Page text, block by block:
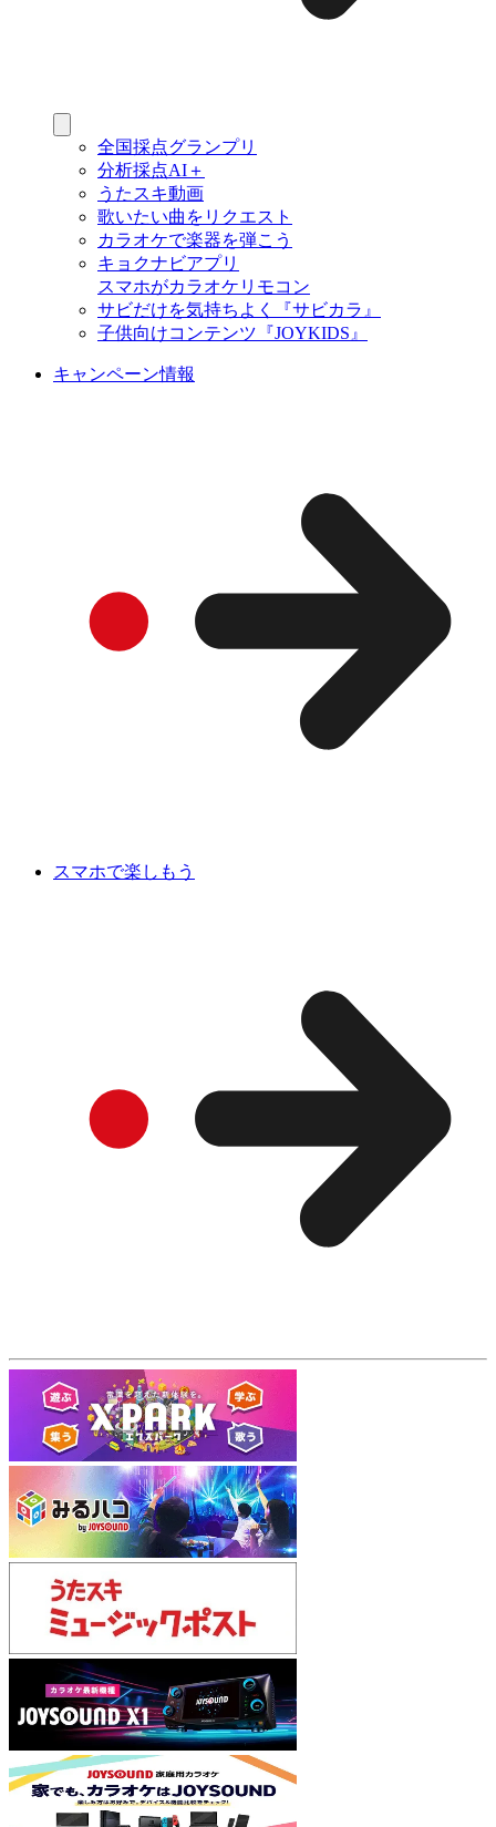
全国採点グランプリ
分析採点AI＋
うたスキ動画
歌いたい曲をリクエスト
カラオケで楽器を弾こう
キョクナビアプリ
スマホがカラオケリモコン
サビだけを気持ちよく『サビカラ』
子供向けコンテンツ『JOYKIDS』
キャンペーン情報
スマホで楽しもう